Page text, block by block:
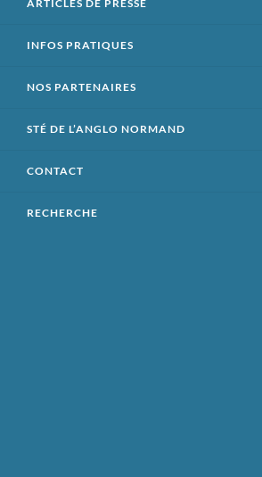
ARTICLES DE PRESSE
INFOS PRATIQUES
NOS PARTENAIRES
STÉ DE L’ANGLO NORMAND
CONTACT
RECHERCHE